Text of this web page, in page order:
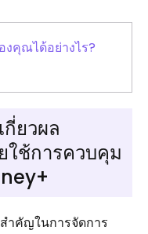
งคุณได้อย่างไร?
ยวผล
ใช้การควบคุม
ำคัญในการจัดการ